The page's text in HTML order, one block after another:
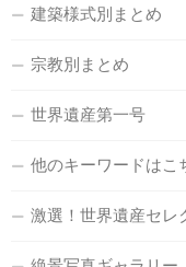
建築様式別まとめ
宗教別まとめ
世界遺産第一号
他のキーワードはこ
激選！世界遺産セレ